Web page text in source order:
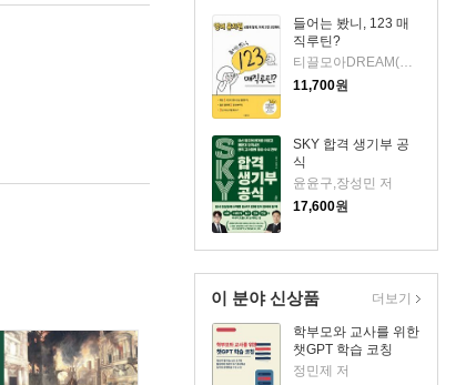
들어는 봤니, 123 매
직루틴?
티끌모아DREAM(강서윤) 저
11,700원
SKY 합격 생기부 공
식
윤윤구,장성민 저
17,600원
이 분야 신상품
학부모와 교사를 위한
챗GPT 학습 코칭
정민제 저
더보기